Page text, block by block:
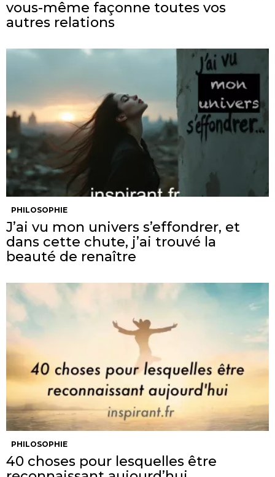
vous-même façonne toutes vos
autres relations
PHILOSOPHIE
J’ai vu mon univers s’effondrer, et
dans cette chute, j’ai trouvé la
beauté de renaître
PHILOSOPHIE
40 choses pour lesquelles être